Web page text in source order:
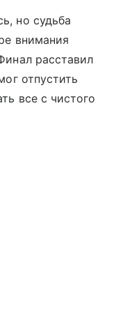
но судьба
внимания
расставил
отпустить
все с чистого